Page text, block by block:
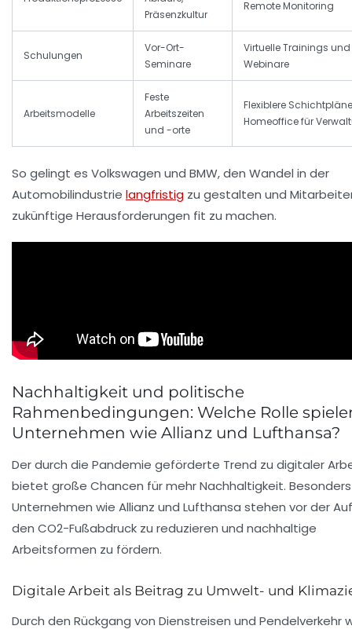
Präsenzkultur
Remote Monitoring
Schulungen
Vor-Ort-
Seminare
Virtuelle Trainings und
Webinare
Arbeitsmodelle
Feste
Arbeitszeiten
und -orte
Flexiblere
Homeoffice für
So gelingt es Volkswagen und BMW, den Wandel in der
Automobilindustrie langfristig zu gestalten und
zukünftige Herausforderungen fit zu machen.
Nachhaltigkeit und politische
Rahmenbedingungen: Welche Rolle
Unternehmen wie Allianz und Lufthansa?
Der durch die Pandemie geförderte Trend zu digitaler
bietet große Chancen für mehr Nachhaltigkeit. Besonders
Unternehmen wie Allianz und Lufthansa stehen vor der
den CO2-Fußabdruck zu reduzieren und nachhaltige
Arbeitsformen zu fördern.
Digitale Arbeit als Beitrag zu Umwelt- und
Durch den Rückgang von Dienstreisen und Pendelverkehr